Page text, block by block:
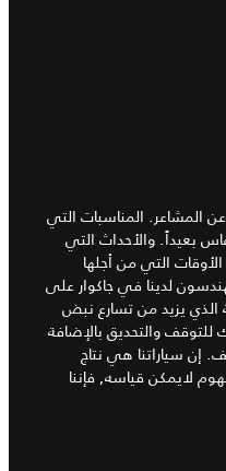
المشاعر. المناسبات التي
بعيداً. والأحداث التي
التي من أجلها
لدينا في جاكوار على
الذي يزيد من تسارع نبض
والتحديق بالإضافة
إن سياراتنا هي نتاج
لايمكن قياسه, فإننا